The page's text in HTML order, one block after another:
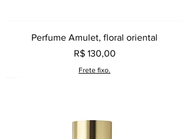
Perfume Amulet, floral oriental
Preço
R$ 130,00
Frete fixo.